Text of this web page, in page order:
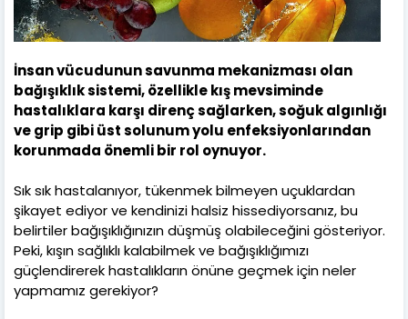
İnsan vücudunun savunma mekanizması olan
bağışıklık sistemi, özellikle kış mevsiminde
hastalıklara karşı direnç sağlarken, soğuk algınlığı
ve grip gibi üst solunum yolu enfeksiyonlarından
korunmada önemli bir rol oynuyor.
Sık sık hastalanıyor, tükenmek bilmeyen uçuklardan
şikayet ediyor ve kendinizi halsiz hissediyorsanız, bu
belirtiler bağışıklığınızın düşmüş olabileceğini gösteriyor.
Peki, kışın sağlıklı kalabilmek ve bağışıklığımızı
güçlendirerek hastalıkların önüne geçmek için neler
yapmamız gerekiyor?